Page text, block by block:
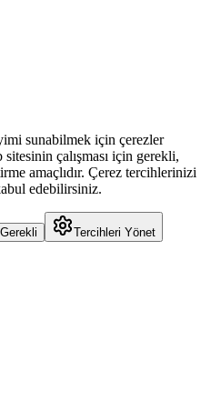
sunabilmek için çerezler
çalışması için gerekli,
amaçlıdır. Çerez tercihlerinizi
edebilirsiniz.
Tercihleri Yönet